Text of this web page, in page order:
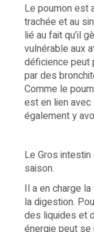
Le poumon est
trachée et au
lié au fait qu’il
vulnérable aux
déficience peut
par des
Comme le
est en lien
également y
Le Gros
saison.
Il a en charge
la digestion.
des liquides et
énergie peut